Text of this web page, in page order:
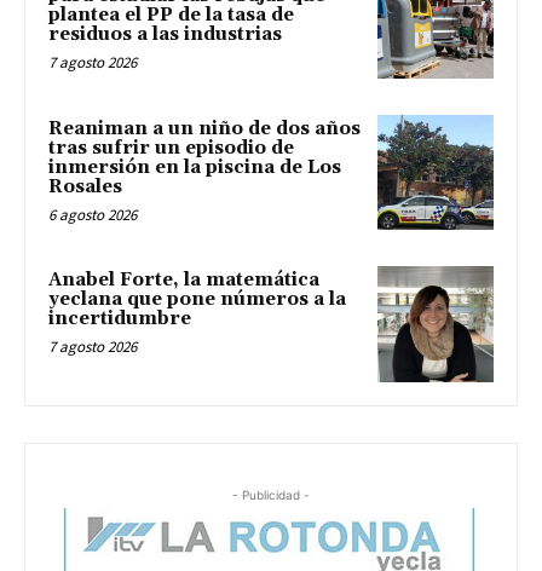
plantea el PP de la tasa de
residuos a las industrias
7 agosto 2026
Reaniman a un niño de dos años
tras sufrir un episodio de
inmersión en la piscina de Los
Rosales
6 agosto 2026
Anabel Forte, la matemática
yeclana que pone números a la
incertidumbre
7 agosto 2026
- Publicidad -